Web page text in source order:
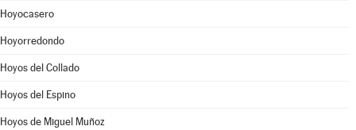
Hoyocasero
Hoyorredondo
Hoyos del Collado
Hoyos del Espino
Hoyos de Miguel Muñoz